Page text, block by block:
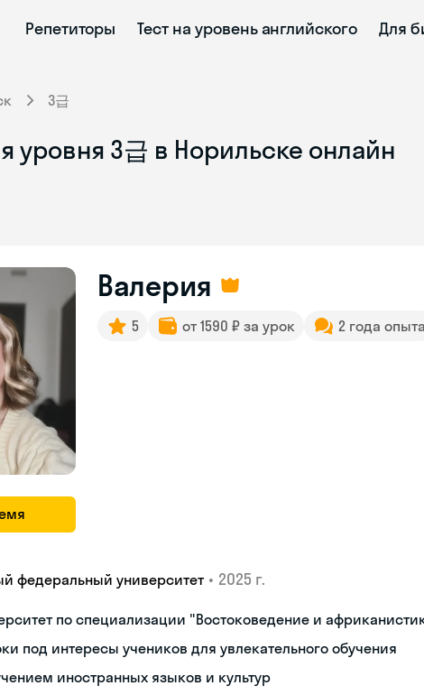
Репетиторы Тест на уровень английского Для
3급
уровня 3급 в Норильске онлайн
Валерия
5 от 1590 ₽ за урок 2 года опыта
федеральный университет • 2025 г.
по специализации "Востоковедение и
под интересы учеников для увлекательного обучения
иностранных языков и культур